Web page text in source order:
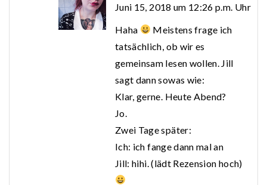
Juni 15, 2018 um 12:26 p.m. Uhr
Haha
Meistens frage ich
tatsächlich, ob wir es
gemeinsam lesen wollen. Jill
sagt dann sowas wie:
Klar, gerne. Heute Abend?
Jo.
Zwei Tage später:
Ich: ich fange dann mal an
Jill: hihi. (lädt Rezension hoch)